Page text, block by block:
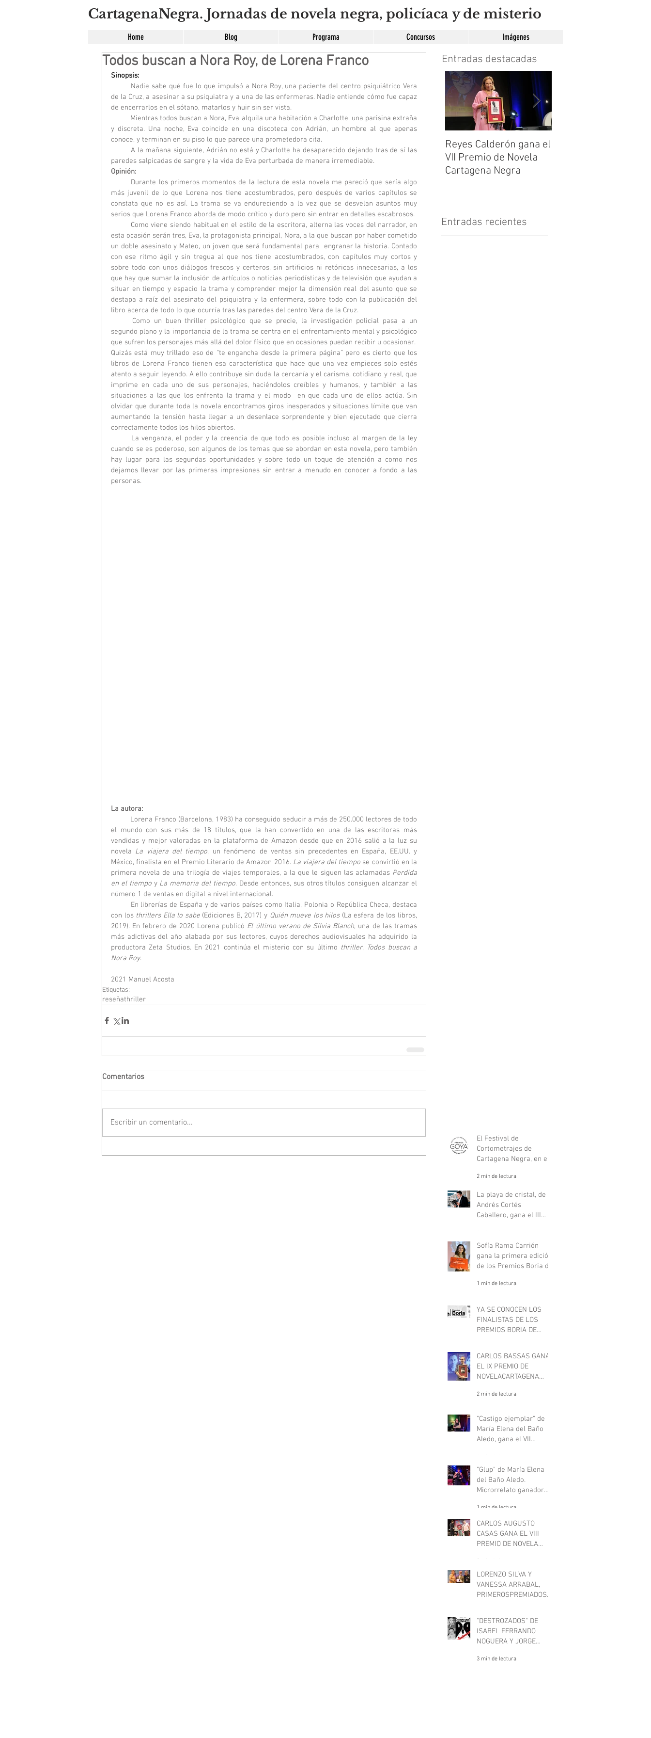
CartagenaNegra. Jornadas de novela negra, policíaca y de misterio
Todos buscan a Nora Roy, de Lorena Franco
Sinopsis:
de la Cruz, a asesinar a su psiquiatra y a una de las enfermeras. Nadie entiende cómo fue capaz
de encerrarlos en el sótano, matarlos y huir sin ser vista.
y discreta. Una noche, Eva coincide en una discoteca con Adrián, un hombre al que apenas
conoce, y terminan en su piso lo que parece una prometedora cita.
paredes salpicadas de sangre y la vida de Eva perturbada de manera irremediable.
Opinión:
más juvenil de lo que Lorena nos tiene acostumbrados, pero después de varios capítulos se
constata que no es así. La trama se va endureciendo a la vez que se desvelan asuntos muy
serios que Lorena Franco aborda de modo crítico y duro pero sin entrar en detalles escabrosos.
esta ocasión serán tres, Eva, la protagonista principal, Nora, a la que buscan por haber cometido
un doble asesinato y Mateo, un joven que será fundamental para  engranar la historia. Contado
con ese ritmo ágil y sin tregua al que nos tiene acostumbrados, con capítulos muy cortos y
sobre todo con unos diálogos frescos y certeros, sin artificios ni retóricas innecesarias, a los
que hay que sumar la inclusión de artículos o noticias periodísticas y de televisión que ayudan a
situar en tiempo y espacio la trama y comprender mejor la dimensión real del asunto que se
destapa a raíz del asesinato del psiquiatra y la enfermera, sobre todo con la publicación del
libro acerca de todo lo que ocurría tras las paredes del centro Vera de la Cruz.
segundo plano y la importancia de la trama se centra en el enfrentamiento mental y psicológico
que sufren los personajes más allá del dolor físico que en ocasiones puedan recibir u ocasionar.
Quizás está muy trillado eso de “te engancha desde la primera página” pero es cierto que los
libros de Lorena Franco tienen esa característica que hace que una vez empieces solo estés
atento a seguir leyendo. A ello contribuye sin duda la cercanía y el carisma, cotidiano y real, que
imprime en cada uno de sus personajes, haciéndolos creíbles y humanos, y también a las
situaciones a las que los enfrenta la trama y el modo  en que cada uno de ellos actúa. Sin
olvidar que durante toda la novela encontramos giros inesperados y situaciones límite que van
aumentando la tensión hasta llegar a un desenlace sorprendente y bien ejecutado que cierra
correctamente todos los hilos abiertos.
cuando se es poderoso, son algunos de los temas que se abordan en esta novela, pero también
hay lugar para las segundas oportunidades y sobre todo un toque de atención a como nos
dejamos llevar por las primeras impresiones sin entrar a menudo en conocer a fondo a las
personas.
La autora:
el mundo con sus más de 18 títulos, que la han convertido en una de las escritoras más
vendidas y mejor valoradas en la plataforma de Amazon desde que en 2016 salió a la luz su
novela La viajera del tiempo, un fenómeno de ventas sin precedentes en España, EE.UU. y
México, finalista en el Premio Literario de Amazon 2016. La viajera del tiempo se convirtió en la
primera novela de una trilogía de viajes temporales, a la que le siguen las aclamadas Perdida
en el tiempo y La memoria del tiempo. Desde entonces, sus otros títulos consiguen alcanzar el
número 1 de ventas en digital a nivel internacional.
con los thrillers Ella lo sabe (Ediciones B, 2017) y Quién mueve los hilos (La esfera de los libros,
2019). En febrero de 2020 Lorena publicó El último verano de Silvia Blanch, una de las tramas
más adictivas del año alabada por sus lectores, cuyos derechos audiovisuales ha adquirido la
productora Zeta Studios. En 2021 continúa el misterio con su último thriller, Todos buscan a
Nora Roy.
2021 Manuel Acosta
Etiquetas:
reseñathriller
Comentarios
Escribir un comentario...
Entradas destacadas
Reyes Calderón gana el
VII Premio de Novela
Cartagena Negra
Entradas recientes
El Festival de
Cortometrajes de
Cartagena Negra, en el
festivales nacionales de
2 min de lectura
La playa de cristal, de
Andrés Cortés
Caballero, gana el III
Sofía Rama Carrión
gana la primera edición
de los Premios Boria de
1 min de lectura
YA SE CONOCEN LOS
FINALISTAS DE LOS
PREMIOS BORIA DE
CARLOS BASSAS GANA
EL IX PREMIO DE
NOVELACARTAGENA
2 min de lectura
"Castigo ejemplar" de
María Elena del Baño
Aledo, gana el VII
"Deje aquí su sombrero".
"Glup" de María Elena
del Baño Aledo.
Microrrelato ganador
microrrelatos negros,
"Deje aquí su sombrero"
1 min de lectura
CARLOS AUGUSTO
CASAS GANA EL VIII
PREMIO DE NOVELA
LORENZO SILVA Y
VANESSA ARRABAL,
PRIMEROSPREMIADOS
"DESTROZADOS" DE
ISABEL FERRANDO
NOGUERA Y JORGE
3 min de lectura
Home Blog Programa Concursos Imágenes